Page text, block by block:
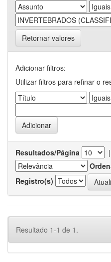
Retornar valores
Adicionar filtros:
Utilizar filtros para refinar o
Resultados/Página |
Registro(s)
Resultado 1-1 de 1.